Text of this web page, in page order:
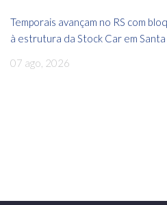
Temporais avançam no RS com
à estrutura da Stock Car em Santa
07 ago, 2026